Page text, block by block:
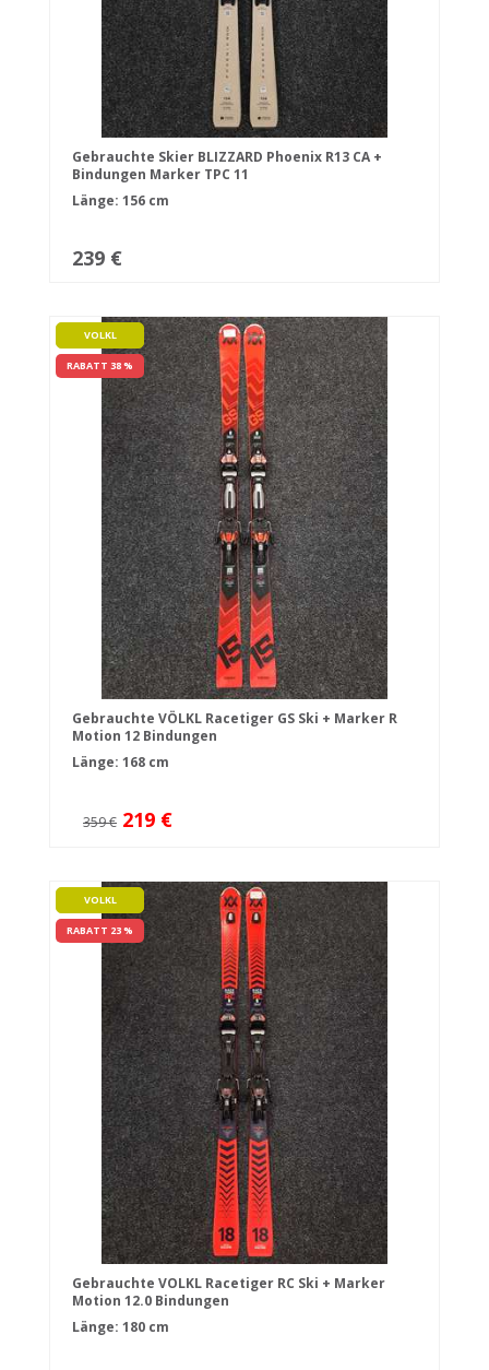
Gebrauchte Skier BLIZZARD Phoenix R13 CA +
Bindungen Marker TPC 11
Länge: 156 cm
239 €
VOLKL
RABATT 38 %
Gebrauchte VÖLKL Racetiger GS Ski + Marker R
Motion 12 Bindungen
Länge: 168 cm
359 € 219 €
VOLKL
RABATT 23 %
Gebrauchte VOLKL Racetiger RC Ski + Marker
Motion 12.0 Bindungen
Länge: 180 cm